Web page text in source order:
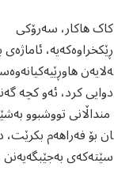
کاک هاکار، سەرۆکی
ەلایەن
دوایی کرد، ئەو کچە
منداڵانی تووشبوو
ان بۆ فەراهەم بکرێت،
سێتەکەی